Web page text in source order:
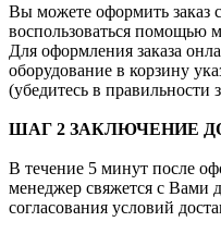
Вы можете оформить заказ
воспользоваться помощью
Для оформления заказа
оборудование в корзину
(убедитесь в
ШАГ 2 ЗАКЛЮЧЕНИЕ
В течение 5 минут после
менеджер свяжется с Вами
согласования условий